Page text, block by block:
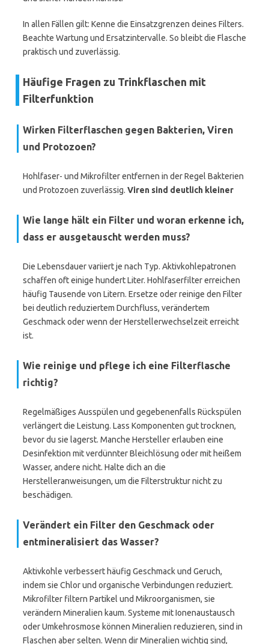
In allen Fällen gilt: Kenne die Einsatzgrenzen deines Filters.
Beachte Wartung und Ersatzintervalle. So bleibt die Flasche
praktisch und zuverlässig.
Häufige Fragen zu Trinkflaschen mit
Filterfunktion
Wirken Filterflaschen gegen Bakterien, Viren
und Protozoen?
Hohlfaser- und Mikrofilter entfernen in der Regel Bakterien
und Protozoen zuverlässig. Viren sind deutlich kleiner
Wie lange hält ein Filter und woran erkenne ich,
dass er ausgetauscht werden muss?
Die Lebensdauer variiert je nach Typ. Aktivkohlepatronen
schaffen oft einige hundert Liter. Hohlfaserfilter erreichen
häufig Tausende von Litern. Ersetze oder reinige den Filter
bei deutlich reduziertem Durchfluss, verändertem
Geschmack oder wenn der Herstellerwechselzeit erreicht
ist.
Wie reinige und pflege ich eine Filterflasche
richtig?
Regelmäßiges Ausspülen und gegebenenfalls Rückspülen
verlängert die Leistung. Lass Komponenten gut trocknen,
bevor du sie lagerst. Manche Hersteller erlauben eine
Desinfektion mit verdünnter Bleichlösung oder mit heißem
Wasser, andere nicht. Halte dich an die
Herstelleranweisungen, um die Filterstruktur nicht zu
beschädigen.
Verändert ein Filter den Geschmack oder
entmineralisiert das Wasser?
Aktivkohle verbessert häufig Geschmack und Geruch,
indem sie Chlor und organische Verbindungen reduziert.
Mikrofilter filtern Partikel und Mikroorganismen, sie
verändern Mineralien kaum. Systeme mit Ionenaustausch
oder Umkehrosmose können Mineralien reduzieren, sind in
Flaschen aber selten. Wenn dir Mineralien wichtig sind,